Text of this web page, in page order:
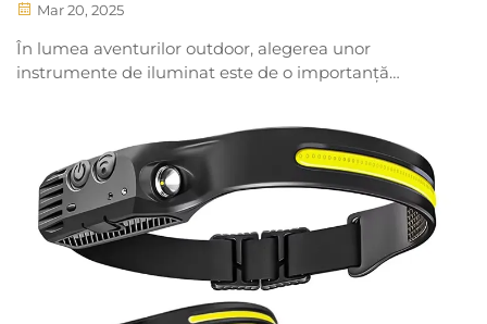
Mar 20, 2025
În lumea aventurilor outdoor, alegerea unor
instrumente de iluminat este de o importanță
entuziaști ai aerului liber le preferă, chiar le
considerând prima opțiune...